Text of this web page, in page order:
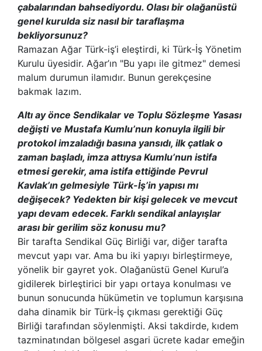
çabalarından bahsediyordu. Olası bir olağanüstü
genel kurulda siz nasıl bir taraflaşma
bekliyorsunuz?
Ramazan Ağar Türk-iş’i eleştirdi, ki Türk-İş Yönetim
Kurulu üyesidir. Ağar’ın "Bu yapı ile gitmez" demesi
malum durumun ilamıdır. Bunun gerekçesine
bakmak lazım.
Altı ay önce Sendikalar ve Toplu Sözleşme Yasası
değişti ve Mustafa Kumlu’nun konuyla ilgili bir
protokol imzaladığı basına yansıdı, ilk çatlak o
zaman başladı, imza attıysa Kumlu’nun istifa
etmesi gerekir, ama istifa ettiğinde Pevrul
Kavlak’ın gelmesiyle Türk-İş’in yapısı mı
değişecek? Yedekten bir kişi gelecek ve mevcut
yapı devam edecek. Farklı sendikal anlayışlar
arası bir gerilim söz konusu mu?
Bir tarafta Sendikal Güç Birliği var, diğer tarafta
mevcut yapı var. Ama bu iki yapıyı birleştirmeye,
yönelik bir gayret yok. Olağanüstü Genel Kurul’a
gidilerek birleştirici bir yapı ortaya konulması ve
bunun sonucunda hükümetin ve toplumun karşısına
daha dinamik bir Türk-İş çıkması gerektiği Güç
Birliği tarafından söylenmişti. Aksi takdirde, kıdem
tazminatından bölgesel asgari ücrete kadar emeğin